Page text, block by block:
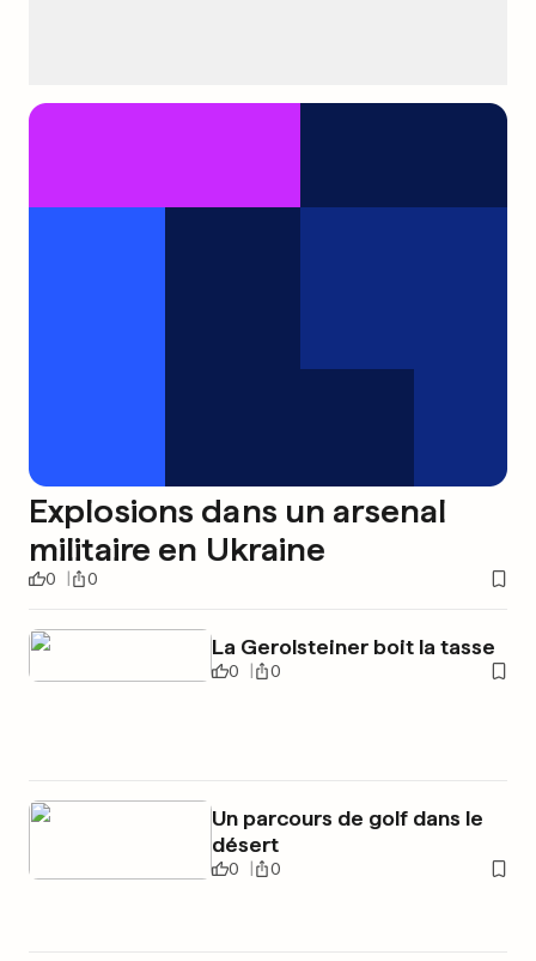
Explosions dans un arsenal
militaire en Ukraine
0 0
La Gerolsteiner boit la tasse
0 0
Un parcours de golf dans le
désert
0 0